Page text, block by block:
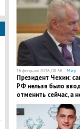
16 февраля 2016, 00:58 —Мир
Президент Чехии:
РФ нельзя было
отменить сейчас, а